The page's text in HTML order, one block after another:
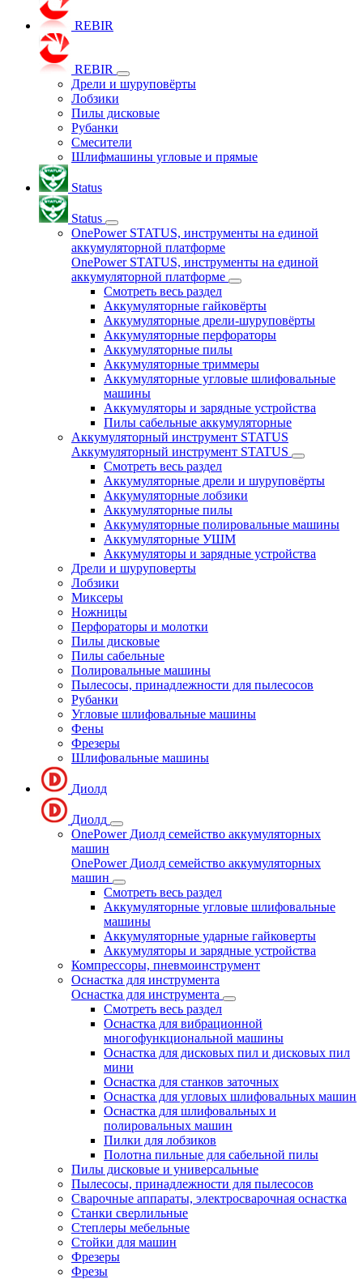
REBIR
REBIR
Дрели и шуруповёрты
Лобзики
Пилы дисковые
Рубанки
Смесители
Шлифмашины угловые и прямые
Status
Status
OnePower STATUS, инструменты на единой
аккумуляторной платформе
OnePower STATUS, инструменты на единой
аккумуляторной платформе
Смотреть весь раздел
Аккумуляторные гайковёрты
Аккумуляторные дрели-шуруповёрты
Аккумуляторные перфораторы
Аккумуляторные пилы
Аккумуляторные триммеры
Аккумуляторные угловые шлифовальные
машины
Аккумуляторы и зарядные устройства
Пилы сабельные аккумуляторные
Аккумуляторный инструмент STATUS
Аккумуляторный инструмент STATUS
Смотреть весь раздел
Аккумуляторные дрели и шуруповёрты
Аккумуляторные лобзики
Аккумуляторные пилы
Аккумуляторные полировальные машины
Аккумуляторные УШМ
Аккумуляторы и зарядные устройства
Дрели и шуруповерты
Лобзики
Миксеры
Ножницы
Перфораторы и молотки
Пилы дисковые
Пилы сабельные
Полировальные машины
Пылесосы, принадлежности для пылесосов
Рубанки
Угловые шлифовальные машины
Фены
Фрезеры
Шлифовальные машины
Диолд
Диолд
OnePower Диолд семейство аккумуляторных
машин
OnePower Диолд семейство аккумуляторных
машин
Смотреть весь раздел
Аккумуляторные угловые шлифовальные
машины
Аккумуляторные ударные гайковерты
Аккумуляторы и зарядные устройства
Компрессоры, пневмоинструмент
Оснастка для инструмента
Оснастка для инструмента
Смотреть весь раздел
Оснастка для вибрационной
многофункциональной машины
Оснастка для дисковых пил и дисковых пил
мини
Оснастка для станков заточных
Оснастка для угловых шлифовальных машин
Оснастка для шлифовальных и
полировальных машин
Пилки для лобзиков
Полотна пильные для сабельной пилы
Пилы дисковые и универсальные
Пылесосы, принадлежности для пылесосов
Сварочные аппараты, электросварочная оснастка
Станки сверлильные
Степлеры мебельные
Стойки для машин
Фрезеры
Фрезы